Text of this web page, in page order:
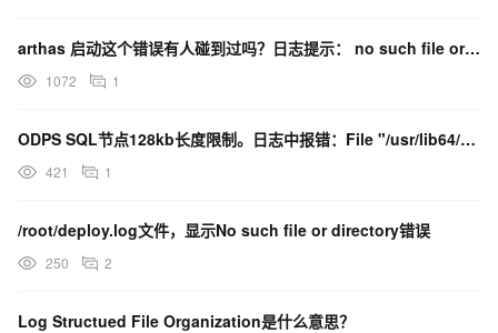
arthas 启动这个错误有人碰到过吗？日志提示： no such file or dir
1072 1
ODPS SQL节点128kb长度限制。日志中报错：File "/usr/lib64/python2
421 1
/root/deploy.log文件，显示No such file or directory错误
250 2
Log Structued File Organization是什么意思？